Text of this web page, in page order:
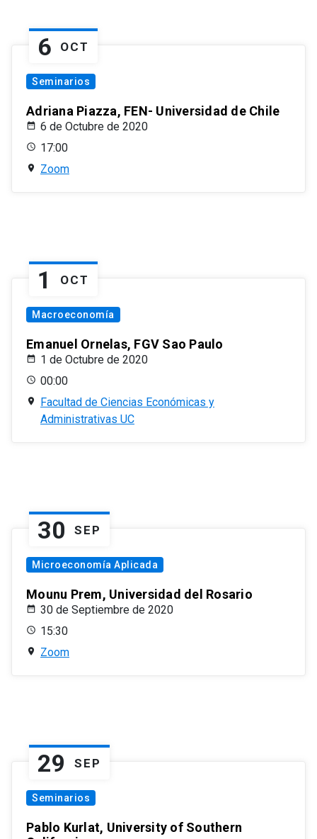
6 OCT
Seminarios
Adriana Piazza, FEN- Universidad de Chile
6 de Octubre de 2020
17:00
Zoom
1 OCT
Macroeconomía
Emanuel Ornelas, FGV Sao Paulo
1 de Octubre de 2020
00:00
Facultad de Ciencias Económicas y
Administrativas UC
30 SEP
Microeconomía Aplicada
Mounu Prem, Universidad del Rosario
30 de Septiembre de 2020
15:30
Zoom
29 SEP
Seminarios
Pablo Kurlat, University of Southern